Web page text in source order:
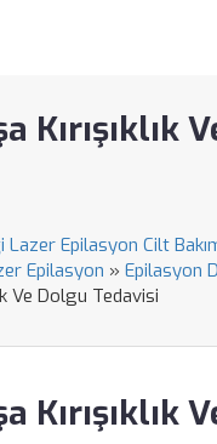
Kırışıklık
Epilasyon Cilt
Epilasyon » Epilasyon
Ve Dolgu Tedavisi
Kırışıklık